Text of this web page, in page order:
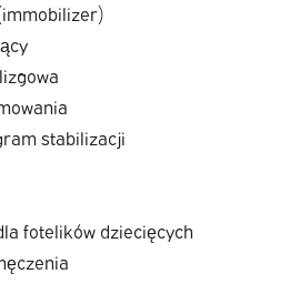
stabilizacji
fotelików dziecięcych